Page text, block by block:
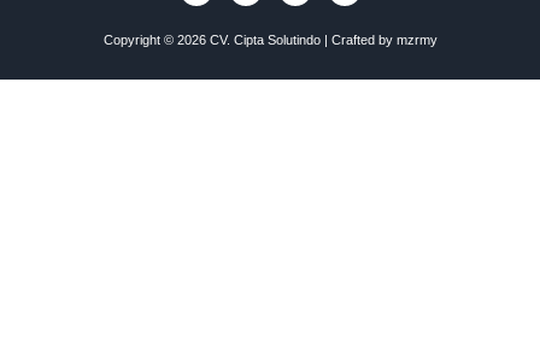
Copyright © 2026 CV. Cipta Solutindo | Crafted by mzrmy